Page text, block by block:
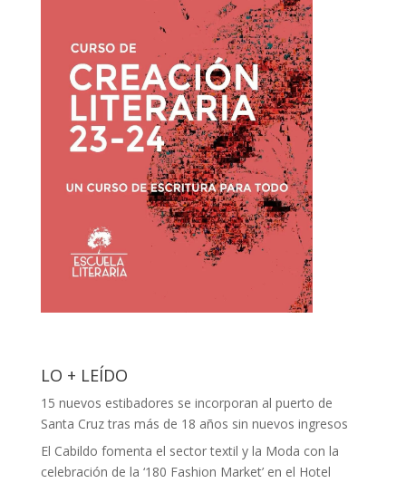
LO + LEÍDO
15 nuevos estibadores se incorporan al puerto de
Santa Cruz tras más de 18 años sin nuevos ingresos
El Cabildo fomenta el sector textil y la Moda con la
celebración de la ‘180 Fashion Market’ en el Hotel